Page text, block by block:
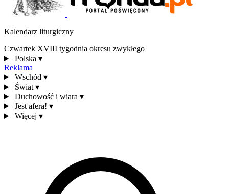
Kalendarz liturgiczny
Czwartek XVIII tygodnia okresu zwykłego
Polska ▾
Reklama
Wschód ▾
Świat ▾
Duchowość i wiara ▾
Jest afera! ▾
Więcej ▾